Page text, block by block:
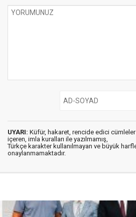
UYARI: Küfür, hakaret, rencide edici cümleler
içeren, imla kuralları ile yazılmamış,
Türkçe karakter kullanılmayan ve büyük
onaylanmamaktadır.